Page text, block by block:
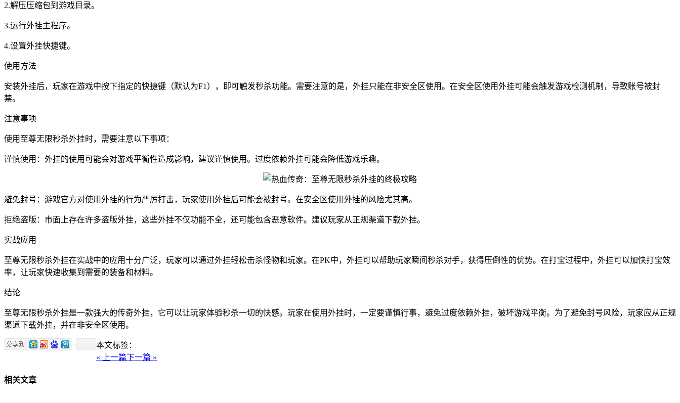
2.解压压缩包到游戏目录。
3.运行外挂主程序。
4.设置外挂快捷键。
使用方法
安装外挂后，玩家在游戏中按下指定的快捷键（默认为F1），即可触发秒杀功能。需要注意的是，外挂只能在非安全区使用。在安全区使用外挂可能会触发游戏检测机制，导致账号被封
禁。
注意事项
使用至尊无限秒杀外挂时，需要注意以下事项：
谨慎使用：外挂的使用可能会对游戏平衡性造成影响，建议谨慎使用。过度依赖外挂可能会降低游戏乐趣。
避免封号：游戏官方对使用外挂的行为严厉打击，玩家使用外挂后可能会被封号。在安全区使用外挂的风险尤其高。
拒绝盗版：市面上存在许多盗版外挂，这些外挂不仅功能不全，还可能包含恶意软件。建议玩家从正规渠道下载外挂。
实战应用
至尊无限秒杀外挂在实战中的应用十分广泛，玩家可以通过外挂轻松击杀怪物和玩家。在PK中，外挂可以帮助玩家瞬间秒杀对手，获得压倒性的优势。在打宝过程中，外挂可以加快打宝效
率，让玩家快速收集到需要的装备和材料。
结论
至尊无限秒杀外挂是一款强大的传奇外挂，它可以让玩家体验秒杀一切的快感。玩家在使用外挂时，一定要谨慎行事，避免过度依赖外挂，破坏游戏平衡。为了避免封号风险，玩家应从正规
渠道下载外挂，并在非安全区使用。
本文标签：
« 上一篇下一篇 »
相关文章